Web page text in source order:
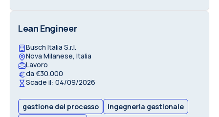
Lean Engineer
Busch Italia S.r.l.
Nova Milanese, Italia
Lavoro
da €30.000
Scade il: 04/09/2026
gestione del processo
ingegneria gestionale